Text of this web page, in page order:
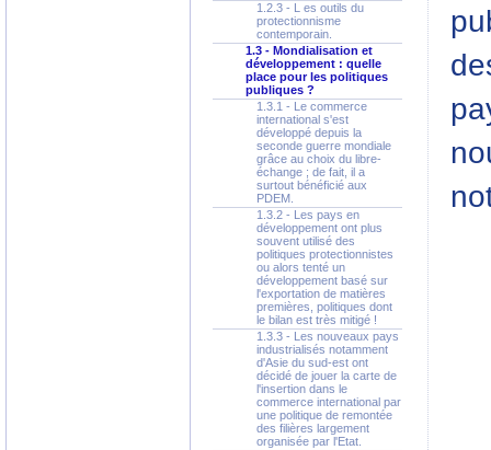
1.2.3 - L es outils du
protectionnisme
contemporain.
1.3 - Mondialisation et
développement : quelle
place pour les politiques
publiques ?
1.3.1 - Le commerce
international s'est
développé depuis la
seconde guerre mondiale
grâce au choix du libre-
échange ; de fait, il a
surtout bénéficié aux
PDEM.
1.3.2 - Les pays en
développement ont plus
souvent utilisé des
politiques protectionnistes
ou alors tenté un
développement basé sur
l'exportation de matières
premières, politiques dont
le bilan est très mitigé !
1.3.3 - Les nouveaux pays
industrialisés notamment
d'Asie du sud-est ont
décidé de jouer la carte de
l'insertion dans le
commerce international par
une politique de remontée
des filières largement
organisée par l'Etat.